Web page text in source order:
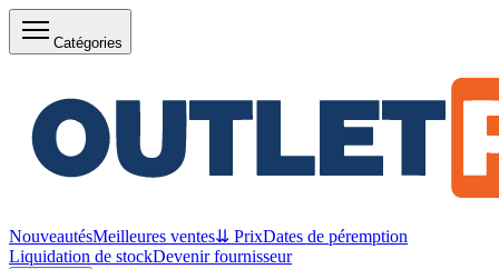
Catégories
NouveautésMeilleures ventes⇊ PrixDates de péremption
Liquidation de stockDevenir fournisseur